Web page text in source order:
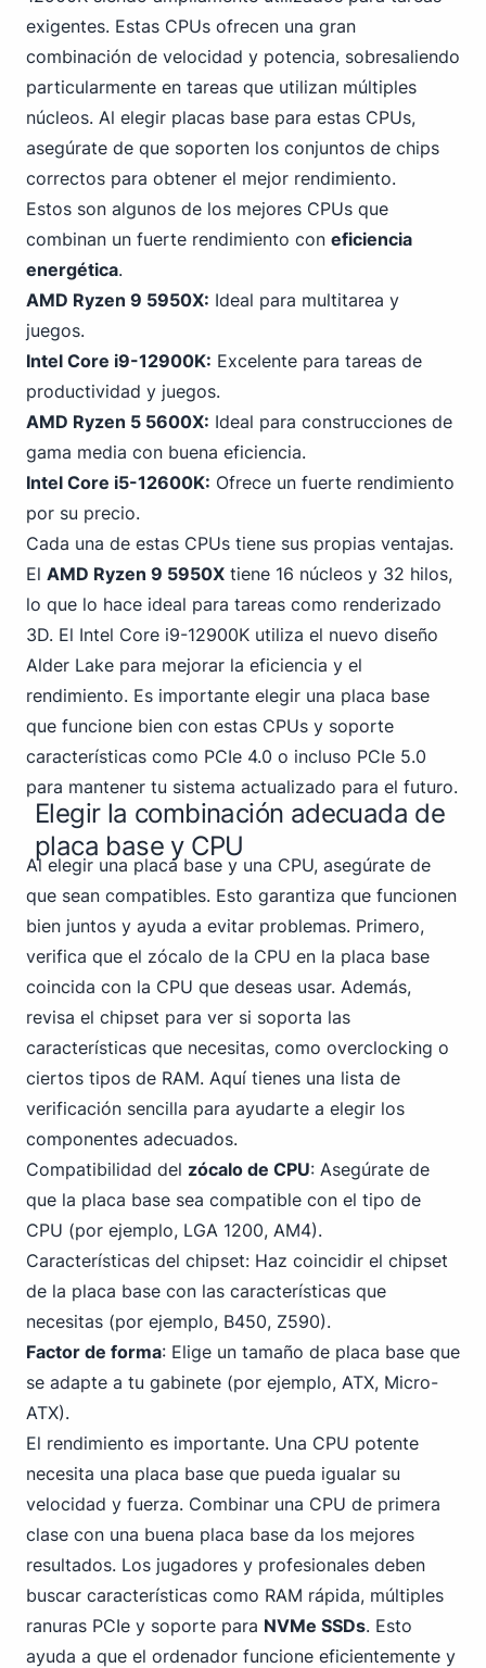
exigentes. Estas CPUs ofrecen una gran
combinación de velocidad y potencia, sobresaliendo
particularmente en tareas que utilizan múltiples
núcleos. Al elegir placas base para estas CPUs,
asegúrate de que soporten los conjuntos de chips
correctos para obtener el mejor rendimiento.
Estos son algunos de los mejores CPUs que
combinan un fuerte rendimiento con eficiencia
energética.
AMD Ryzen 9 5950X: Ideal para multitarea y
juegos.
Intel Core i9-12900K: Excelente para tareas de
productividad y juegos.
AMD Ryzen 5 5600X: Ideal para construcciones de
gama media con buena eficiencia.
Intel Core i5-12600K: Ofrece un fuerte rendimiento
por su precio.
Cada una de estas CPUs tiene sus propias ventajas.
El AMD Ryzen 9 5950X tiene 16 núcleos y 32 hilos,
lo que lo hace ideal para tareas como renderizado
3D. El Intel Core i9-12900K utiliza el nuevo diseño
Alder Lake para mejorar la eficiencia y el
rendimiento. Es importante elegir una placa base
que funcione bien con estas CPUs y soporte
características como PCIe 4.0 o incluso PCIe 5.0
para mantener tu sistema actualizado para el futuro.
Elegir la combinación adecuada de
placa base y CPU
Al elegir una placa base y una CPU, asegúrate de
que sean compatibles. Esto garantiza que funcionen
bien juntos y ayuda a evitar problemas. Primero,
verifica que el zócalo de la CPU en la placa base
coincida con la CPU que deseas usar. Además,
revisa el chipset para ver si soporta las
características que necesitas, como overclocking o
ciertos tipos de RAM. Aquí tienes una lista de
verificación sencilla para ayudarte a elegir los
componentes adecuados.
Compatibilidad del zócalo de CPU: Asegúrate de
que la placa base sea compatible con el tipo de
CPU (por ejemplo, LGA 1200, AM4).
Características del chipset: Haz coincidir el chipset
de la placa base con las características que
necesitas (por ejemplo, B450, Z590).
Factor de forma: Elige un tamaño de placa base que
se adapte a tu gabinete (por ejemplo, ATX, Micro-
ATX).
El rendimiento es importante. Una CPU potente
necesita una placa base que pueda igualar su
velocidad y fuerza. Combinar una CPU de primera
clase con una buena placa base da los mejores
resultados. Los jugadores y profesionales deben
buscar características como RAM rápida, múltiples
ranuras PCIe y soporte para NVMe SSDs. Esto
ayuda a que el ordenador funcione eficientemente y